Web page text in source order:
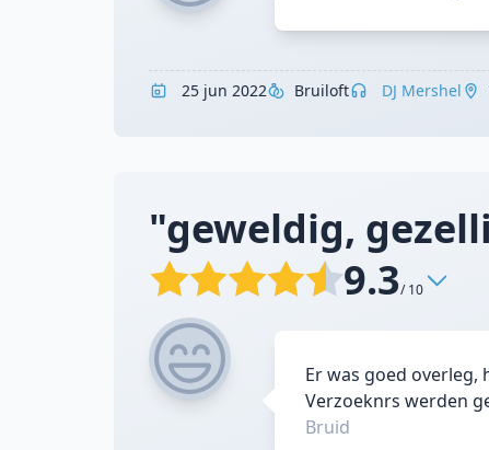
25 jun 2022 Bruiloft DJ Mershel
"geweldig,
9.3/ 10
Er was goed overleg,
Verzoeknrs werden
Bruid